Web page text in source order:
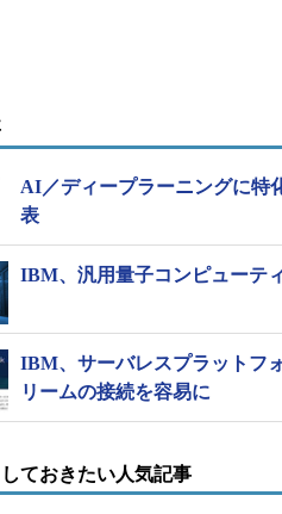
IBM Power System AC922のイメ
Systemsとして初めて、
ンターコネクト技術
、I/Oシリアルインタフェー
。PCI Express 3.0を採用した
いる。
AC922では、アプリケー
域からGPUメモリに処理対象
グを簡素化できる。NVLink
AI／ディープラーニングに特
表
IBM、汎用量子コンピューテ
IBM、サーバレスプラットフ
リームの接続を容易に
ておきたい人気記事